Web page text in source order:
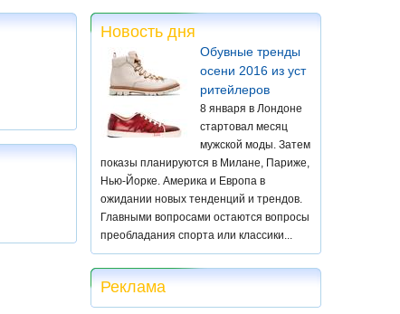
Новость дня
Обувные тренды
осени 2016 из уст
ритейлеров
8 января в Лондоне
стартовал месяц
мужской моды. Затем
показы планируются в Милане, Париже,
Нью-Йорке. Америка и Европа в
ожидании новых тенденций и трендов.
Главными вопросами остаются вопросы
преобладания спорта или классики...
Реклама